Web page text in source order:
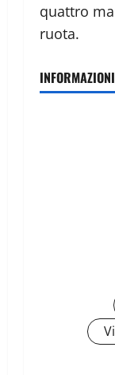
quattro
ruota.